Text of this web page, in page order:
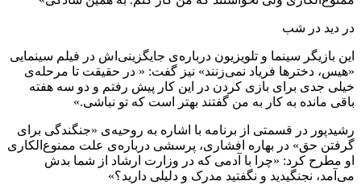
در دید در شب
این بازیگر سینما و تلویزیون درباره‌ی جایگزینی‌اش در فیلم سینمایی
«هیس، دخترها فریاد نمی‌زنند» نیز گفت: « در حقیقت تا مرحله‌ی
خیلی جدی برای بازی کردن در این کار پیش رفتم و دو سه هفته
باقی مانده به کار به من گفتند بهتر است که تو نباشی.»
رشیدپور در قسمتی از برنامه با اشاره به روحیه‌ی «جنگندگی برای
گرفتن حق» در بهاره افشاری، پرسشی درباره‌ی علت ممنوع‌الکاری‌
او مطرح کرد: «چرا با آدمی که در وزارت ارشاد از شما بدش
می‌آمد، نجنگیدید و نگفتید مدرک و دلیلی دارید؟»